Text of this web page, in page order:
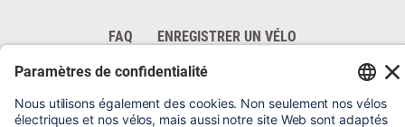
FAQ ENREGISTRER UN VÉLO
MENTIONS LÉGALES